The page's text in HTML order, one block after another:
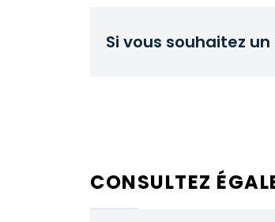
Si vous souhaitez
CONSULTEZ